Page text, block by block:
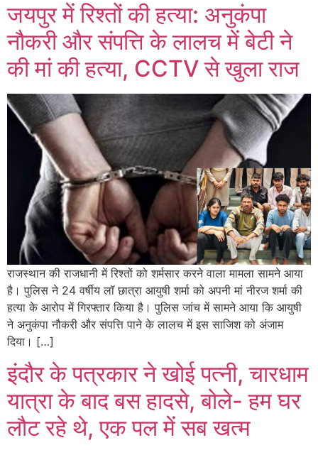
जयपुर में रिश्तों की हत्या: अनुकंपा
नौकरी और संपत्ति के लालच में बेटी ने
की मां की हत्या, CCTV से खुला राज
राजस्थान की राजधानी में रिश्तों को शर्मसार करने वाला मामला सामने आया
है। पुलिस ने 24 वर्षीय लॉ छात्रा आयुषी शर्मा को अपनी मां नीरज शर्मा की
हत्या के आरोप में गिरफ्तार किया है। पुलिस जांच में सामने आया कि आयुषी
ने अनुकंपा नौकरी और संपत्ति पाने के लालच में इस साजिश को अंजाम
दिया। […]
इंदौर के पत्रकार ने खोई पत्नी, चारधाम
यात्रा के बाद बस हादसे, बोले- हम घर
लौट रहे थे, एक पल में सब खत्म